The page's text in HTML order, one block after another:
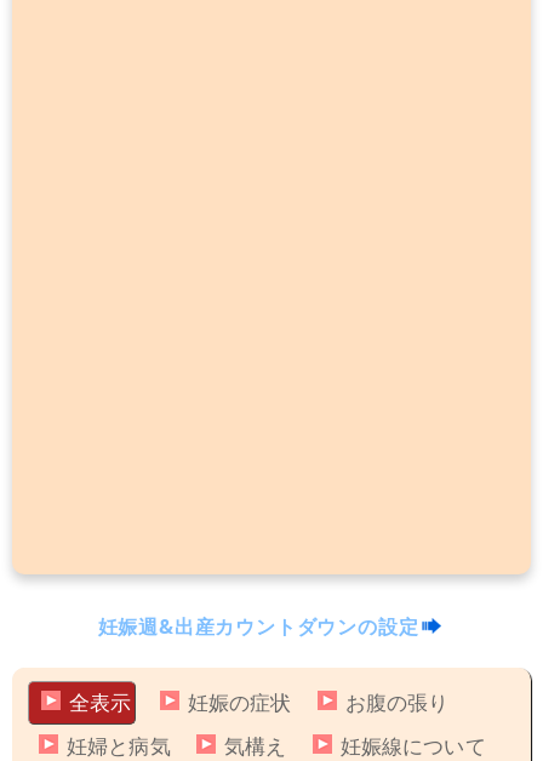
妊娠週&出産カウントダウンの設定
全表示 妊娠の症状
お腹の張り
妊婦と病気
気構え
妊娠線について